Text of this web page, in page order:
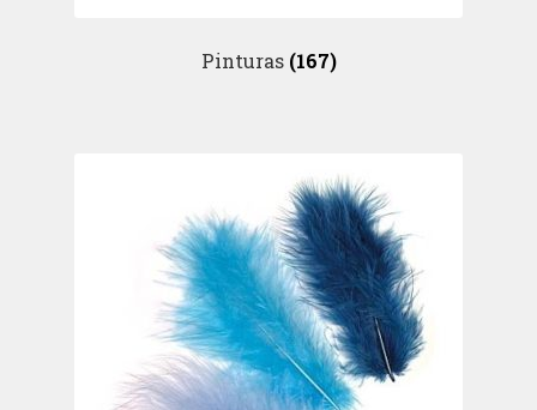
Pinturas (167)